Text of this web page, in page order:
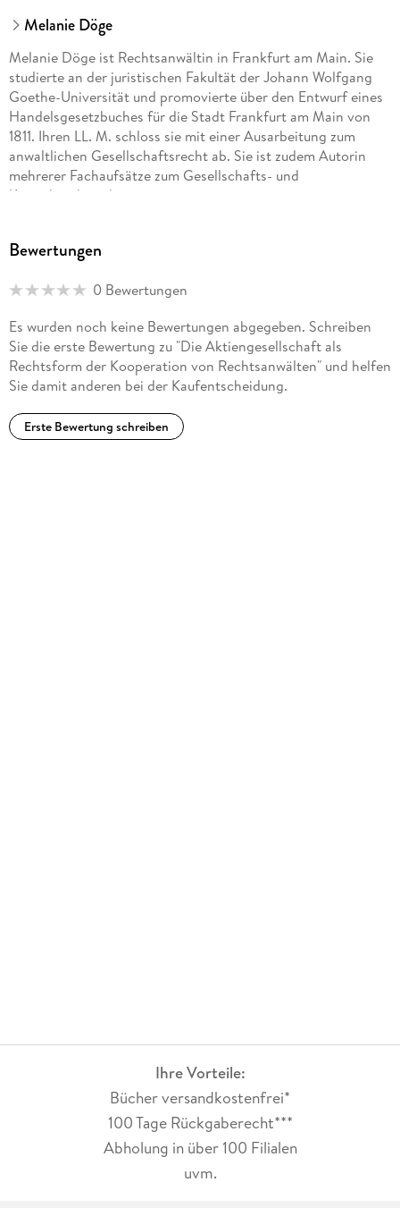
Melanie Döge
Melanie Döge ist Rechtsanwältin in Frankfurt am Main. Sie
studierte an der juristischen Fakultät der Johann Wolfgang
Goethe-Universität und promovierte über den Entwurf eines
Handelsgesetzbuches für die Stadt Frankfurt am Main von
1811. Ihren LL. M. schloss sie mit einer Ausarbeitung zum
anwaltlichen Gesellschaftsrecht ab. Sie ist zudem Autorin
mehrerer Fachaufsätze zum Gesellschafts- und
Kapitalmarktrecht.
Bewertungen
0 Bewertungen
Es wurden noch keine Bewertungen abgegeben. Schreiben
Sie die erste Bewertung zu "Die Aktiengesellschaft als
Rechtsform der Kooperation von Rechtsanwälten" und helfen
Sie damit anderen bei der Kaufentscheidung.
Erste Bewertung schreiben
Ihre Vorteile:
Bücher versandkostenfrei*
100 Tage Rückgaberecht***
Abholung in über 100 Filialen
uvm.